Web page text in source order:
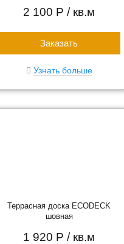
2 100 Р / кв.м
Заказать
Узнать больше
Террасная доска ECODECK
шовная
1 920 Р / кв.м